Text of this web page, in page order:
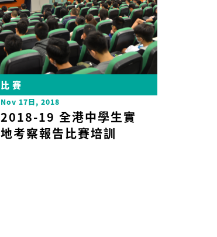
比賽
Nov 17日, 2018
2018-19 全港中學生實
地考察報告比賽培訓